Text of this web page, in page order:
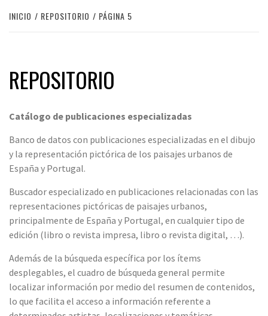
INICIO REPOSITORIO PÁGINA 5
REPOSITORIO
Catálogo de publicaciones especializadas
Banco de datos con publicaciones especializadas en el dibujo
y la representación pictórica de los paisajes urbanos de
España y Portugal.
Buscador especializado en publicaciones relacionadas con las
representaciones pictóricas de paisajes urbanos,
principalmente de España y Portugal, en cualquier tipo de
edición (libro o revista impresa, libro o revista digital, …).
Además de la búsqueda específica por los ítems
desplegables, el cuadro de búsqueda general permite
localizar información por medio del resumen de contenidos,
lo que facilita el acceso a información referente a